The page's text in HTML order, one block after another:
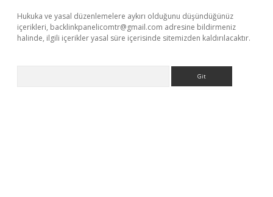
Hukuka ve yasal düzenlemelere aykırı olduğunu düşündüğünüz
içerikleri, backlinkpanelicomtr@gmail.com adresine bildirmeniz
halinde, ilgili içerikler yasal süre içerisinde sitemizden kaldırılacaktır.